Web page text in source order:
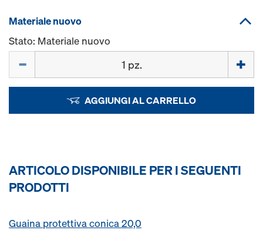
Materiale nuovo
Stato: Materiale nuovo
AGGIUNGI AL CARRELLO
ARTICOLO DISPONIBILE PER I SEGUENTI
PRODOTTI
Guaina protettiva conica 20,0